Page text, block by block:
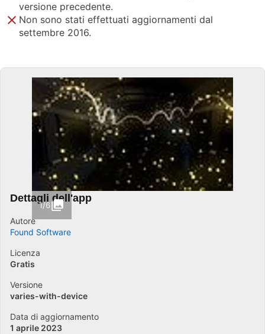
versione precedente.
Non sono stati effettuati aggiornamenti dal
settembre 2016.
1/6
Dettagli dell'app
Autore
Found Software
Licenza
Gratis
Versione
varies-with-device
Data di aggiornamento
1 aprile 2023